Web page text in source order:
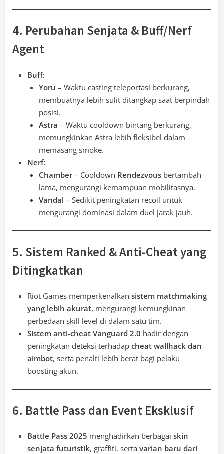
4. Perubahan Senjata & Buff/Nerf
Agent
Buff:
Yoru – Waktu casting teleportasi berkurang,
membuatnya lebih sulit ditangkap saat berpindah
posisi.
Astra – Waktu cooldown bintang berkurang,
memungkinkan Astra lebih fleksibel dalam
memasang smoke.
Nerf:
Chamber– Cooldown Rendezvousbertambah
lama, mengurangi kemampuan mobilitasnya.
Vandal – Sedikit peningkatan recoil untuk
mengurangi dominasi dalam duel jarak jauh.
5. Sistem Ranked & Anti-Cheat yang
Ditingkatkan
Riot Games memperkenalkan sistem matchmaking
yang lebih akurat, mengurangi kemungkinan
perbedaan skill level di dalam satu tim.
Sistem anti-cheat Vanguard 2.0 hadir dengan
peningkatan deteksi terhadap cheat wallhack dan
aimbot, serta penalti lebih berat bagi pelaku
boosting akun.
6. Battle Pass dan Event Eksklusif
Battle Pass 2025 menghadirkan berbagai skin
senjata futuristik, graffiti, serta varian baru dari